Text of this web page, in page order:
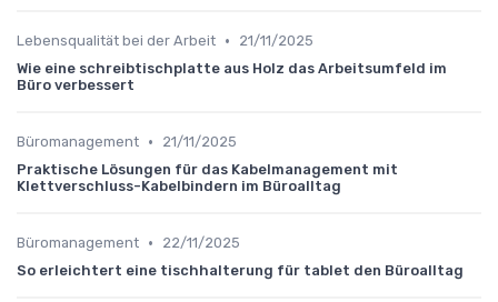
Lebensqualität bei der Arbeit •
21/11/2025
Wie eine schreibtischplatte aus Holz das Arbeitsumfeld im
Büro verbessert
Büromanagement •
21/11/2025
Praktische Lösungen für das Kabelmanagement mit
Klettverschluss-Kabelbindern im Büroalltag
Büromanagement •
22/11/2025
So erleichtert eine tischhalterung für tablet den Büroalltag